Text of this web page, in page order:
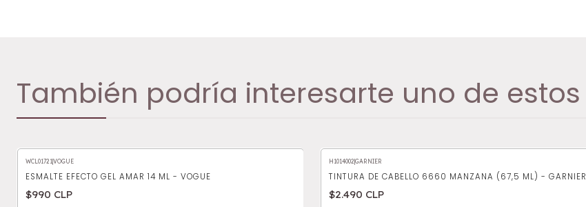
También podría interesarte uno de estos
WCL01721VOGUE
ESMALTE EFECTO GEL AMAR 14 ML - VOGUE
$990 CLP
H1014002 GARNIER
TINTURA DE CABELLO 6660 MANZANA (67,5 ML) - GARNIER
$2.490 CLP